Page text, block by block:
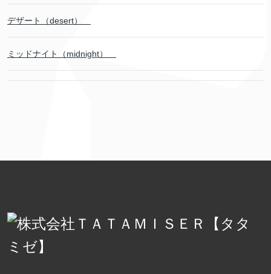
デザート（desert）
ミッドナイト（midnight）